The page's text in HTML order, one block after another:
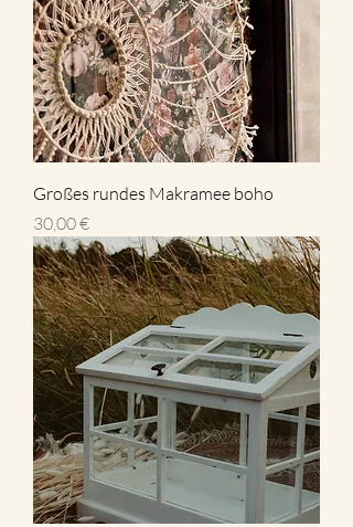
Großes rundes Makramee boho
Preis
30,00 €